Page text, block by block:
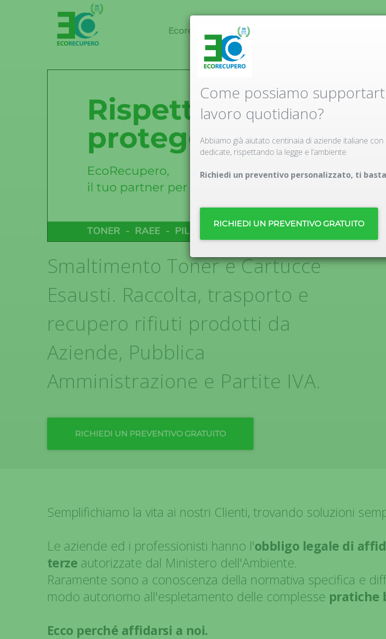
Come possiamo
lavoro quotidiano?
Abbiamo già aiutato centinaia di aziende italiane
dedicate, rispettando la legge e l’ambiente.
Richiedi un preventivo personalizzato, ti
RICHIEDI UN PREVENTIVO GRATUITO
Ecorecupero
Smaltimento Toner e Cartucce
Esausti. Raccolta, trasporto e
recupero rifiuti prodotti da
Aziende, Pubblica
Amministrazione e Partite IVA.
RICHIEDI UN PREVENTIVO GRATUITO
Semplifichiamo la vita ai nostri Clienti, trovando soluzioni
Le aziende ed i professionisti hanno l'obbligo legale di
terze autorizzate dal Ministero dell'Ambiente.
Raramente sono a conoscenza della normativa specifica e
modo autonomo all'espletamento delle complesse pratiche
Ecco perché affidarsi a noi.